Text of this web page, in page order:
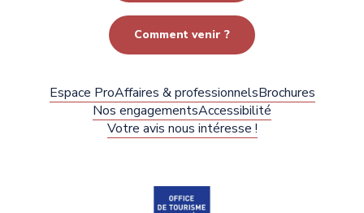
Comment venir ?
Espace ProAffaires & professionnelsBrochures
Nos engagementsAccessibilité
Votre avis nous intéresse !